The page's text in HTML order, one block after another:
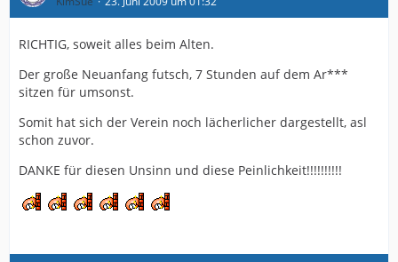
RICHTIG, soweit alles beim Alten.
Der große Neuanfang futsch, 7 Stunden auf dem Ar***
sitzen für umsonst.
Somit hat sich der Verein noch lächerlicher dargestellt, asl
schon zuvor.
DANKE für diesen Unsinn und diese Peinlichkeit!!!!!!!!!!